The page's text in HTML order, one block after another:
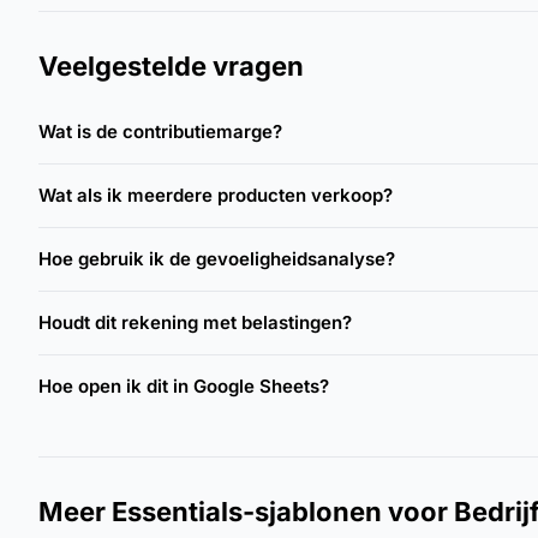
Veelgestelde vragen
Wat is de contributiemarge?
Wat als ik meerdere producten verkoop?
Hoe gebruik ik de gevoeligheidsanalyse?
Houdt dit rekening met belastingen?
Hoe open ik dit in Google Sheets?
Meer Essentials-sjablonen voor